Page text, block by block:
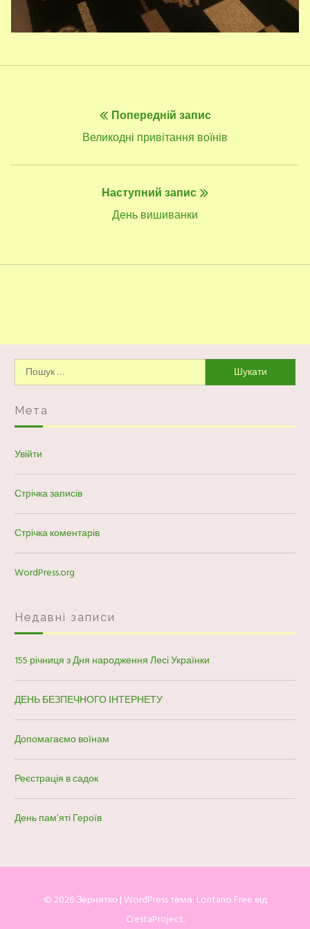
Попередній запис
Попередній
Великодні привітання воїнів
Наступний запис
Наступний
День вишиванки
Пошук:
Мета
Увійти
Стрічка записів
Стрічка коментарів
WordPress.org
Недавні записи
155 річниця з Дня народження Лесі Українки
ДЕНЬ БЕЗПЕЧНОГО ІНТЕРНЕТУ
Допомагаємо воїнам
Реєстрація в садок
День пам’яті Героїв
© 2026 Зернятко |WordPress тема: Lontano Free від
CrestaProject.